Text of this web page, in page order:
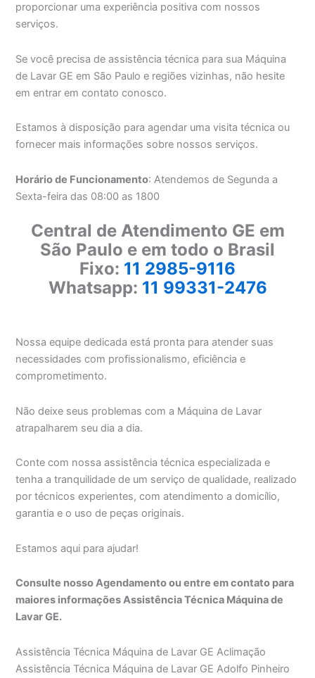
proporcionar uma experiência positiva com nossos
serviços.
Se você precisa de assistência técnica para sua Máquina
de Lavar GE em São Paulo e regiões vizinhas, não hesite
em entrar em contato conosco.
Estamos à disposição para agendar uma visita técnica ou
fornecer mais informações sobre nossos serviços.
Horário de Funcionamento: Atendemos de Segunda a
Sexta-feira das 08:00 as 1800
Central de Atendimento GE em
São Paulo e em todo o Brasil
Fixo: 11 2985-9116
Whatsapp: 11 99331-2476
Nossa equipe dedicada está pronta para atender suas
necessidades com profissionalismo, eficiência e
comprometimento.
Não deixe seus problemas com a Máquina de Lavar
atrapalharem seu dia a dia.
Conte com nossa assistência técnica especializada e
tenha a tranquilidade de um serviço de qualidade, realizado
por técnicos experientes, com atendimento a domicílio,
garantia e o uso de peças originais.
Estamos aqui para ajudar!
Consulte nosso Agendamento ou entre em contato para
maiores informações Assistência Técnica Máquina de
Lavar GE.
Assistência Técnica Máquina de Lavar GE Aclimação
Assistência Técnica Máquina de Lavar GE Adolfo Pinheiro